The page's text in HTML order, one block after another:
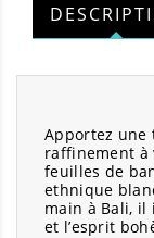
Apportez une
raffinement à
feuilles de
ethnique
main à Bali, il
et l’esprit